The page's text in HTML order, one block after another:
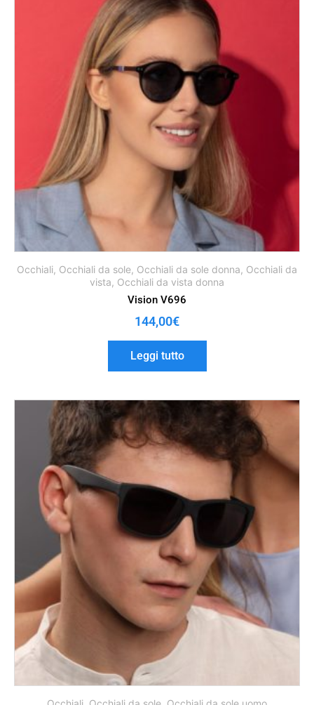
Occhiali, Occhiali da sole, Occhiali da sole donna, Occhiali da
vista, Occhiali da vista donna
Vision V696
144,00€
Leggi tutto